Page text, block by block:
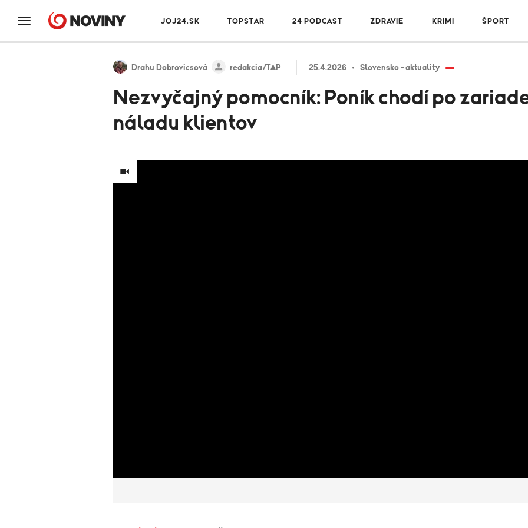
JOJ24.SK TOPSTAR 24 PODCAST ZDRAVIE KRIMI ŠPORT
Drahu Dobrovicsová redakcia/TAP 25.4.2026 Slovensko - aktuality
Nezvyčajný pomocník: Poník chodí po
náladu klientov